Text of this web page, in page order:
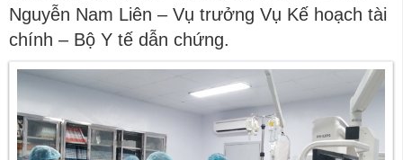
Nguyễn Nam Liên – Vụ trưởng Vụ Kế hoạch tài
chính – Bộ Y tế dẫn chứng.